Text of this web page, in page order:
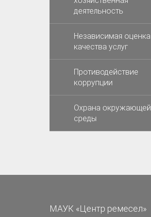
деятельность
Независимая оценка
качества услуг
Противодействие
коррупции
Охрана окружающей
среды
МАУК «Центр ремесел»